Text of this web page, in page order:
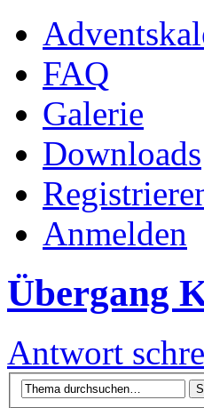
FAQ
Galerie
Downloads
Anmelden
Übergang
Antwort